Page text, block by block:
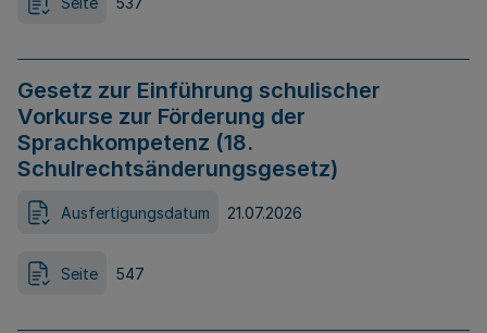
Gesetz zur Einführung schulischer
Vorkurse zur Förderung der
Sprachkompetenz (18.
Schulrechtsänderungsgesetz)
Ausfertigungsdatum 21.07.2026
Seite 547